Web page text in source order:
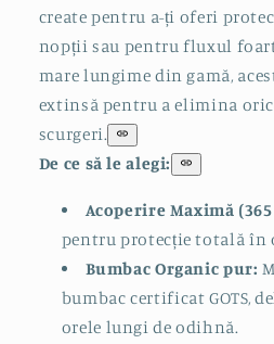
create pentru a-ți oferi
nopții sau pentru fluxul
mare lungime din gamă,
extinsă pentru a elimina
scurgeri.
De ce să le alegi:
Acoperire Maximă
pentru protecție totală în
Bumbac Organic pur:
bumbac certificat GOTS,
orele lungi de odihnă.